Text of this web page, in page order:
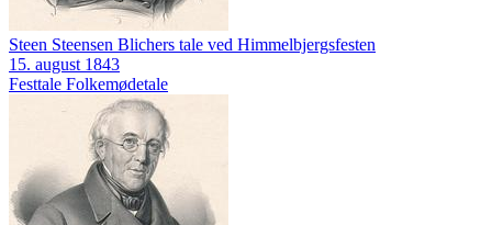
Steen Steensen Blichers tale ved Himmelbjergsfesten
15. august 1843
Festtale Folkemødetale